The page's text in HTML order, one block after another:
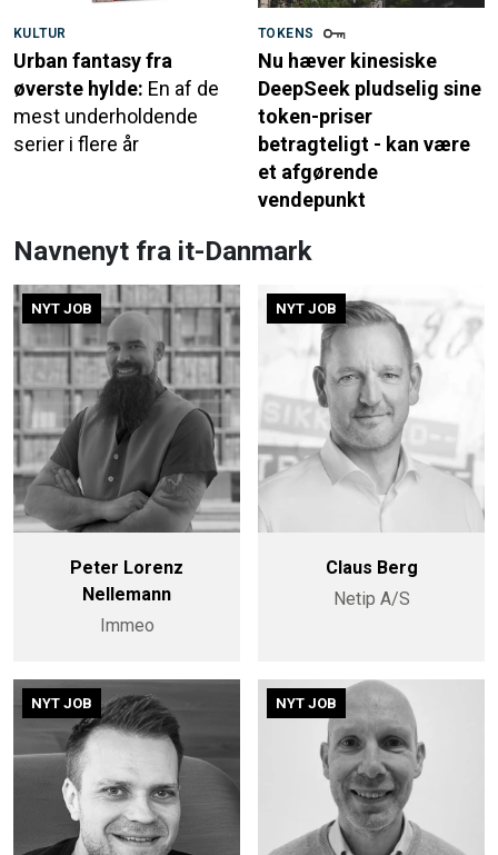
KULTUR
Urban fantasy fra
øverste hylde: En af de
mest underholdende
serier i flere år
TOKENS
Nu hæver kinesiske
DeepSeek pludselig sine
token-priser
betragteligt - kan være
et afgørende
vendepunkt
Navnenyt fra it-Danmark
NYT JOB
Peter Lorenz
Nellemann
Immeo
NYT JOB
Claus Berg
Netip A/S
NYT JOB NYT JOB